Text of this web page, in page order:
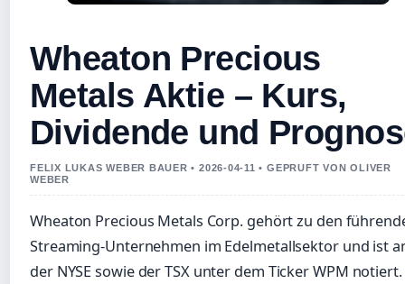
Wheaton Precious
Metals Aktie – Kurs,
Dividende und
FELIX LUKAS WEBER BAUER • 2026-04-11 • GEPRUFT VON OLIVER
WEBER
Wheaton Precious Metals Corp. gehört zu den
Streaming-Unternehmen im Edelmetallsektor und ist
der NYSE sowie der TSX unter dem Ticker WPM notiert.